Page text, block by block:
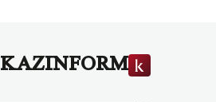
KAZINFORM